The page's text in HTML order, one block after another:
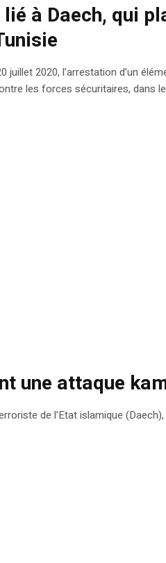
à Daech, qui
2020, l’arrestation d’un
les forces sécuritaires, dans
une attaque
de l’Etat islamique